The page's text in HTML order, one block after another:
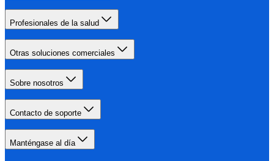
Profesionales de la salud
Otras soluciones comerciales
Sobre nosotros
Contacto de soporte
Manténgase al día